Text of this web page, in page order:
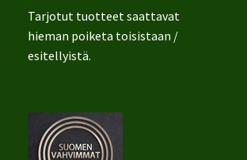
Tarjotut tuotteet saattavat
hieman poiketa toisistaan /
esitellyistä.